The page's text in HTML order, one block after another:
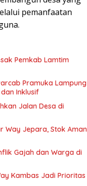
pemanfaatan
Pemkab Lamtim
Pramuka Lampung
Inklusif
Jalan Desa di
Way Jepara, Stok Aman
Gajah dan Warga di
Kambas Jadi Prioritas